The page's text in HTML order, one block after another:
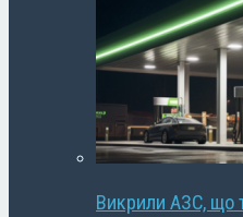
Викрили АЗС, що